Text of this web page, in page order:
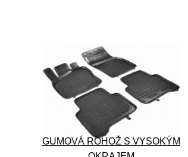
GUMOVÁ ROHOŽ S VYSOKÝM